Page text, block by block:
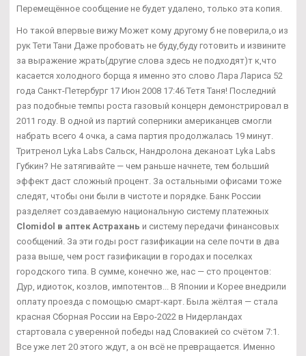
Перемещённое сообщение не будет удалено, только эта копия.
Но такой впервые вижу Может кому другому б не поверила,о из
рук Тети Тани Даже пробовать не буду,буду готовить и извините
за выражение жрать(другие слова здесь не подходят)т к,что
касается холодного борща я именно это слово Лара Лариса 52
года Санкт-Петербург 17 Июн 2008 17:46 Тетя Таня! Последний
раз подобные темпы роста газовый концерн демонстрировал в
2011 году. В одной из партий соперники американцев смогли
набрать всего 4 очка, а сама партия продолжалась 19 минут.
Тритренол Lyka Labs Сальск, Нандролона деканоат Lyka Labs
Губкин? Не затягивайте — чем раньше начнете, тем больший
эффект даст сложный процент. За остальными офисами тоже
следят, чтобы они были в чистоте и порядке. Банк России
разделяет создаваемую национальную систему платежных
Clomidol в аптек Астрахань и систему передачи финансовых
сообщений. За эти годы рост газификации на селе почти в два
раза выше, чем рост газификации в городах и поселках
городского типа. В сумме, конечно же, нас — сто процентов:
Дур, идиоток, козлов, импотентов... В Японии и Корее внедрили
оплату проезда с помощью смарт-карт. Была жёлтая — стала
красная Сборная России на Евро-2022 в Нидерландах
стартовала с уверенной победы над Словакией со счётом 7:1.
Все уже лет 20 этого ждут, а он всё не превращается. Именно